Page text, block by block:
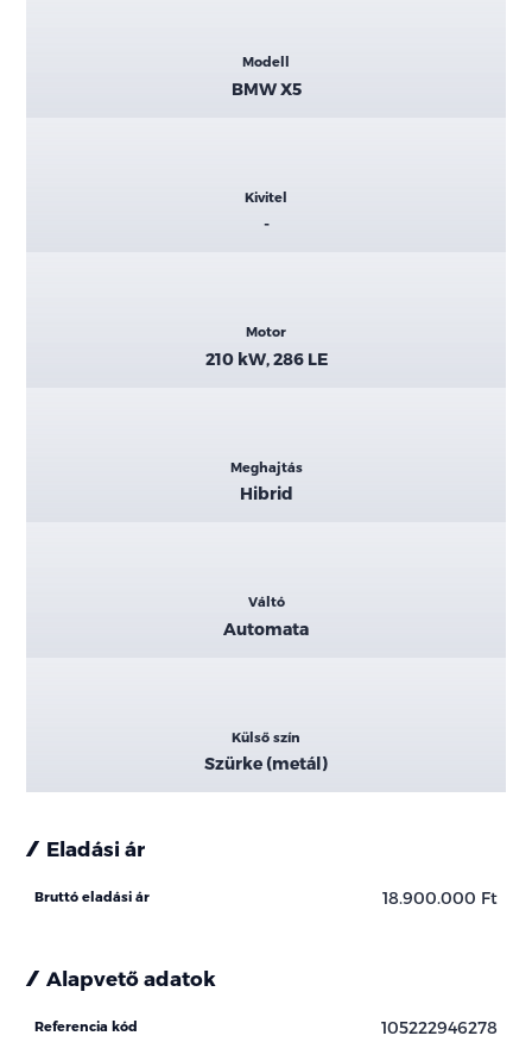
Modell
BMW X5
Kivitel
-
Motor
210 kW, 286 LE
Meghajtás
Hibrid
Váltó
Automata
Külső szín
Szürke (metál)
Eladási ár
Bruttó eladási ár 18.900.000 Ft
Alapvető adatok
Referencia kód 105222946278